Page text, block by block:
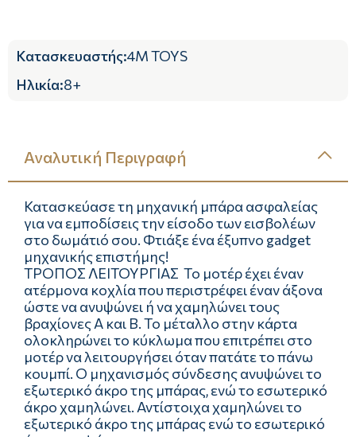
Κατασκευαστής:4M TOYS
Ηλικία:8+
Αναλυτική Περιγραφή
Κατασκεύασε τη μηχανική μπάρα ασφαλείας
για να εμποδίσεις την είσοδο των εισβολέων
στο δωμάτιό σου. Φτιάξε ένα έξυπνο gadget
μηχανικής επιστήμης!
ΤΡΟΠΟΣ ΛΕΙΤΟΥΡΓΙΑΣ Το μοτέρ έχει έναν
ατέρμονα κοχλία που περιστρέφει έναν άξονα
ώστε να ανυψώνει ή να χαμηλώνει τους
βραχίονες Α και Β. Το μέταλλο στην κάρτα
ολοκληρώνει το κύκλωμα που επιτρέπει στο
μοτέρ να λειτουργήσει όταν πατάτε το πάνω
κουμπί. Ο μηχανισμός σύνδεσης ανυψώνει το
εξωτερικό άκρο της μπάρας, ενώ το εσωτερικό
άκρο χαμηλώνει. Αντίστοιχα χαμηλώνει το
εξωτερικό άκρο της μπάρας ενώ το εσωτερικό